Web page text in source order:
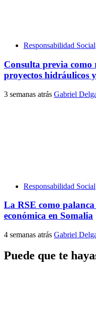
Responsabilidad Social
Consulta previa
proyectos hidráulicos
3 semanas atrás Gabriel
Responsabilidad Social
La RSE como
económica en Somalia
4 semanas atrás Gabriel
Puede que te